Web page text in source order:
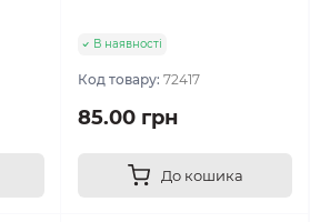
В наявності
Код товару: 72417
85.00 грн
До кошика